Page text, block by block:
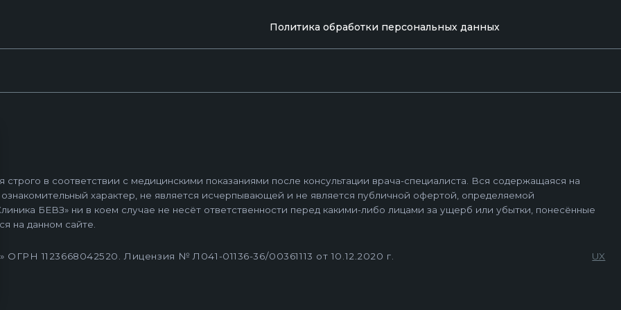
Политика обработки персональных данных
предоставления медицинскими организациями
гарантий бесплатного оказания гражданам
ни в коем случае не несёт ответственности перед какими-либо лицами за ущерб или убытки, понесённые
Лицензия № Л041-01136-36/00361113 от 10.12.2020 г.